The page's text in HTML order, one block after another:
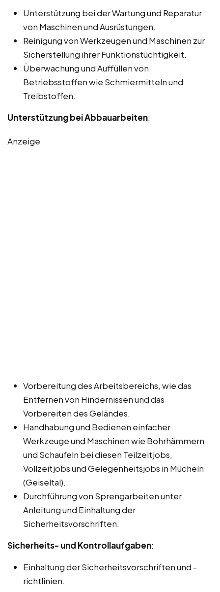
Unterstützung bei der Wartung und Reparatur
von Maschinen und Ausrüstungen.
Reinigung von Werkzeugen und Maschinen zur
Sicherstellung ihrer Funktionstüchtigkeit.
Überwachung und Auffüllen von
Betriebsstoffen wie Schmiermitteln und
Treibstoffen.
Unterstützung bei Abbauarbeiten:
Anzeige
Vorbereitung des Arbeitsbereichs, wie das
Entfernen von Hindernissen und das
Vorbereiten des Geländes.
Handhabung und Bedienen einfacher
Werkzeuge und Maschinen wie Bohrhämmern
und Schaufeln bei diesen Teilzeitjobs,
Vollzeitjobs und Gelegenheitsjobs in Mücheln
(Geiseltal).
Durchführung von Sprengarbeiten unter
Anleitung und Einhaltung der
Sicherheitsvorschriften.
Sicherheits- und Kontrollaufgaben:
Einhaltung der Sicherheitsvorschriften und -
richtlinien.